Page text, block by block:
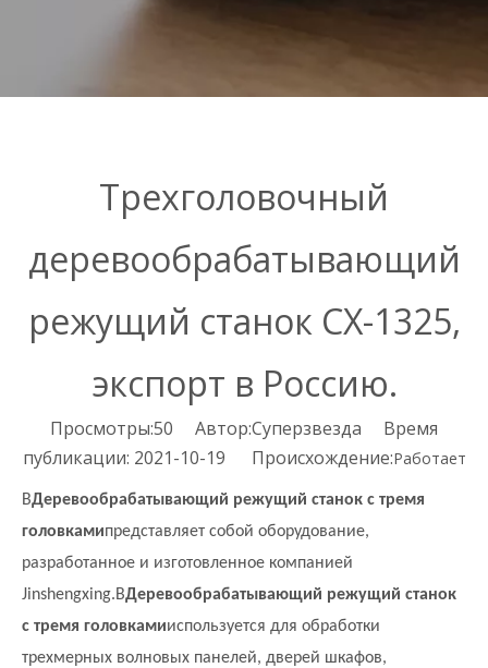
Трехголовочный
деревообрабатывающий
режущий станок CX-1325,
экспорт в Россию.
Просмотры:50 Автор:Суперзвезда Время
публикации: 2021-10-19 Происхождение:Работает
ВДеревообрабатывающий режущий станок с тремя
головкамипредставляет собой оборудование,
разработанное и изготовленное компанией
Jinshengxing.ВДеревообрабатывающий режущий станок
с тремя головкамииспользуется для обработки
трехмерных волновых панелей, дверей шкафов,